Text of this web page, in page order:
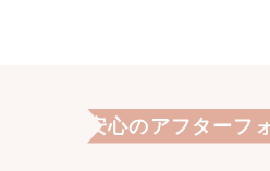
安心のアフターフ